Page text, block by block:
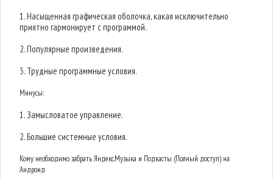
1. Насыщенная графическая оболочка, какая исключительно
приятно гармонирует с программой.
2. Популярные произведения.
3. Трудные программные условия.
Минусы:
1. Замысловатое управление.
2. Большие системные условия.
Кому необходимо забрать Яндекс.Музыка и Подкасты (Полный доступ) на
Андроид